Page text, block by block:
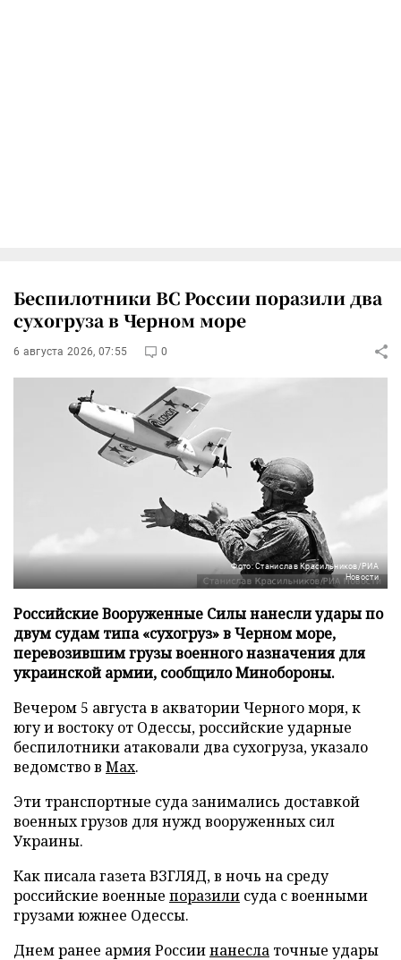
Беспилотники ВС России поразили два
сухогруза в Черном море
6 августа 2026, 07:55 0
Фото: Станислав Красильников/РИА
Новости
Российские Вооруженные Силы нанесли удары по
двум судам типа «сухогруз» в Черном море,
перевозившим грузы военного назначения для
украинской армии, сообщило Минобороны.
Вечером 5 августа в акватории Черного моря, к
югу и востоку от Одессы, российские ударные
беспилотники атаковали два сухогруза, указало
ведомство в Max.
Эти транспортные суда занимались доставкой
военных грузов для нужд вооруженных сил
Украины.
Как писала газета ВЗГЛЯД, в ночь на среду
российские военные поразили суда с военными
грузами южнее Одессы.
Днем ранее армия Россиинанесла точные удары